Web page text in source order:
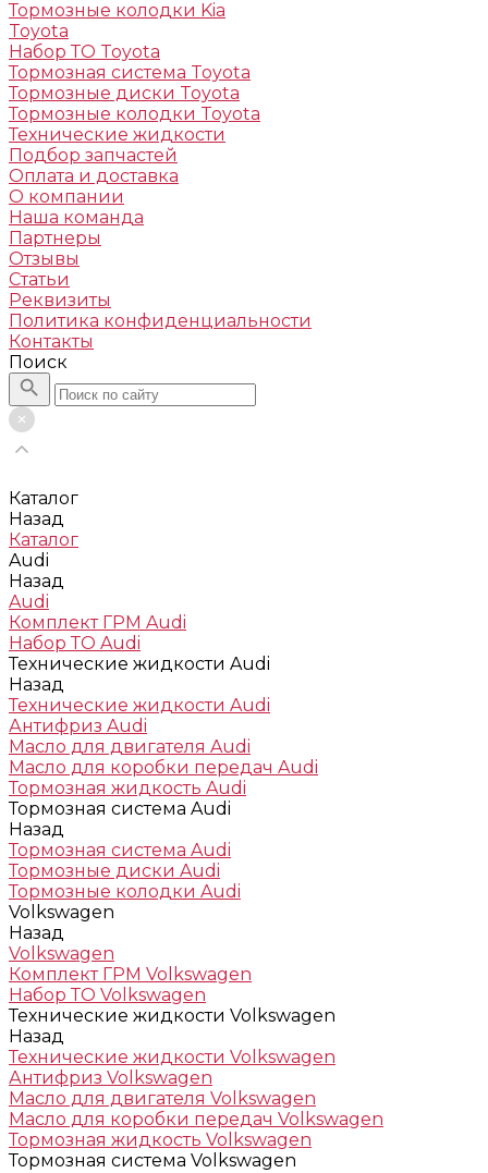
Тормозные колодки Kia
Toyota
Набор ТО Toyota
Тормозная система Toyota
Тормозные диски Toyota
Тормозные колодки Toyota
Технические жидкости
Подбор запчастей
Оплата и доставка
О компании
Наша команда
Партнеры
Отзывы
Статьи
Реквизиты
Политика конфиденциальности
Контакты
Поиск
Каталог
Назад
Каталог
Audi
Назад
Audi
Комплект ГРМ Audi
Набор ТО Audi
Технические жидкости Audi
Назад
Технические жидкости Audi
Антифриз Audi
Масло для двигателя Audi
Масло для коробки передач Audi
Тормозная жидкость Audi
Тормозная система Audi
Назад
Тормозная система Audi
Тормозные диски Audi
Тормозные колодки Audi
Volkswagen
Назад
Volkswagen
Комплект ГРМ Volkswagen
Набор ТО Volkswagen
Технические жидкости Volkswagen
Назад
Технические жидкости Volkswagen
Антифриз Volkswagen
Масло для двигателя Volkswagen
Масло для коробки передач Volkswagen
Тормозная жидкость Volkswagen
Тормозная система Volkswagen